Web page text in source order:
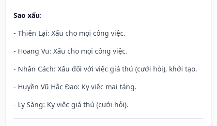
Sao xấu:
- Thiên Lại: Xấu cho mọi công việc.
- Hoang Vu: Xấu cho mọi công việc.
- Nhân Cách: Xấu đối với việc giá thú (cưới hỏi), khởi tạo.
- Huyền Vũ Hắc Đạo: Kỵ việc mai táng.
- Ly Sàng: Kỵ việc giá thú (cưới hỏi).